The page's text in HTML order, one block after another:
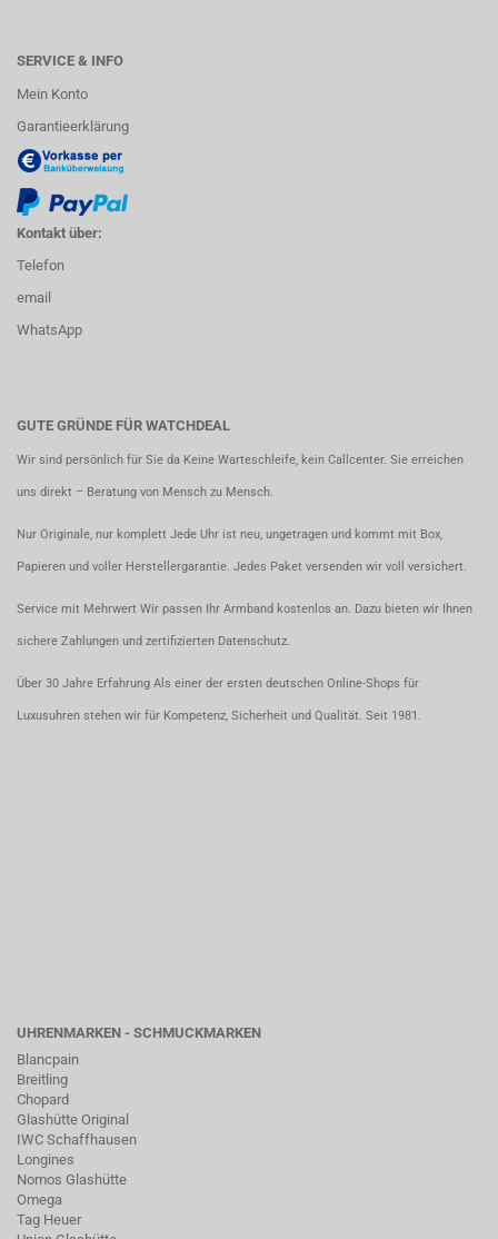
SERVICE & INFO
Mein Konto
Garantieerklärung
Kontakt über:
Telefon
email
WhatsApp
GUTE GRÜNDE FÜR WATCHDEAL
Wir sind persönlich für Sie da Keine Warteschleife, kein Callcenter. Sie erreichen
uns direkt – Beratung von Mensch zu Mensch.
Nur Originale, nur komplett Jede Uhr ist neu, ungetragen und kommt mit Box,
Papieren und voller Herstellergarantie. Jedes Paket versenden wir voll versichert.
Service mit Mehrwert Wir passen Ihr Armband kostenlos an. Dazu bieten wir Ihnen
sichere Zahlungen und zertifizierten Datenschutz.
Über 30 Jahre Erfahrung Als einer der ersten deutschen Online-Shops für
Luxusuhren stehen wir für Kompetenz, Sicherheit und Qualität. Seit 1981.
UHRENMARKEN - SCHMUCKMARKEN
Blancpain
Breitling
Chopard
Glashütte Original
IWC Schaffhausen
Longines
Nomos Glashütte
Omega
Tag Heuer